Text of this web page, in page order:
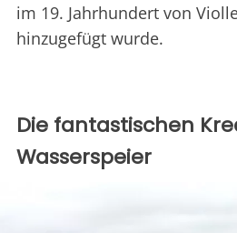
im 19. Jahrhundert von
hinzugefügt wurde.
Die fantastischen
Wasserspeier